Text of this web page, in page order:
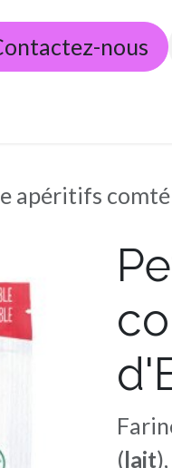
Partenairesnous
apéritifs
(lait